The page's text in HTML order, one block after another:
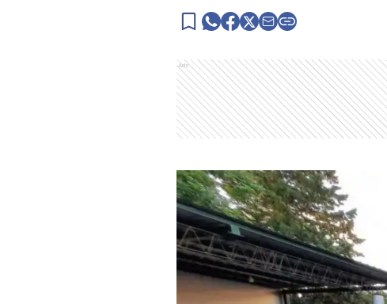
Ads